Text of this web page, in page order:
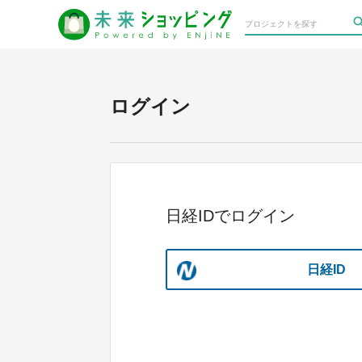
ログイン
日経IDでログイン
日経ID